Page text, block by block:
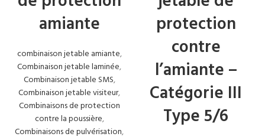
d’exportation réussi en tant que pionnier dans des options telles que
les couvre-chaussures classiques, les couvre-chaussures blancs, les
couvre-chaussures à semelle antidérapante.
C’est pourquoi vous pouvez profiter de notre service de couvre-
chaussures en gros en profitant des variétés liées à chaque couvre-
chaussures dont vous avez besoin. Avec un service de couvre-
chaussures de qualité, vous pouvez facilement choisir ces couvre-
chaussures sur le long terme. Il est important de faire des achats en
gros, en particulier dans les couvre-chaussures nécessaires dans des
amiante
combinaison jetable amiante,
Combinaison jetable laminée,
Combinaison jetable SMS,
Combinaison jetable visiteur,
Combinaisons de protection
contre la poussière,
Combinaisons de pulvérisation,
protection
contre
l’amiante –
Catégorie III
Type 5/6